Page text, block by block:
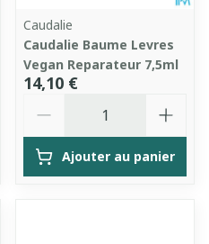
Caudalie
Caudalie Baume Levres
Vegan Reparateur 7,5ml
14,10 €
Ajouter au panier